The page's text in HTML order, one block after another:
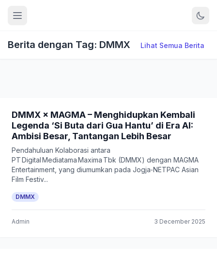
Berita dengan Tag: DMMX Lihat Semua Berita
DMMX × MAGMA – Menghidupkan Kembali
Legenda ‘Si Buta dari Gua Hantu’ di Era AI:
Ambisi Besar, Tantangan Lebih Besar
Pendahuluan Kolaborasi antara
PT Digital Mediatama Maxima Tbk (DMMX) dengan MAGMA
Entertainment, yang diumumkan pada Jogja‑NETPAC Asian
Film Festiv...
DMMX
Admin 3 December 2025